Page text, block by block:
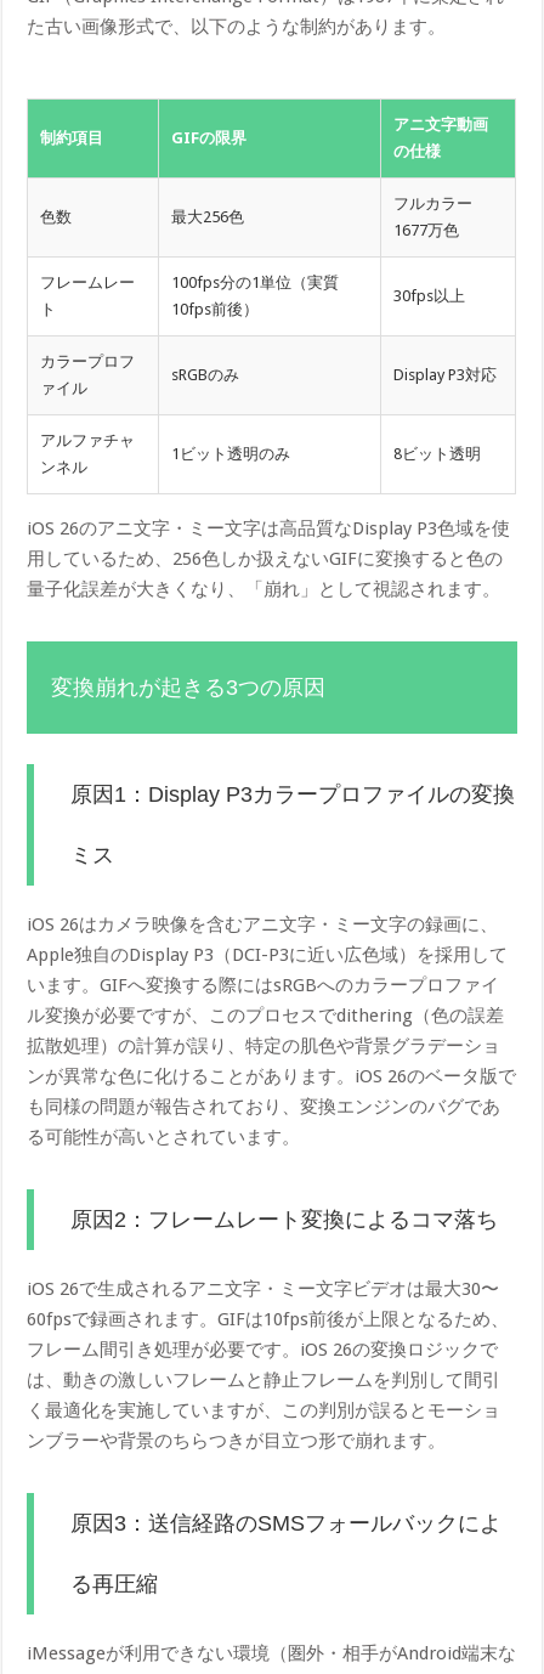
た古い画像形式で、以下のような制約があります。
制約項目 GIFの限界
アニ文字動画
の仕様
色数 最大256色
フルカラー
1677万色
フレームレー
ト
100fps分の1単位（実質
10fps前後）
30fps以上
カラープロフ
ァイル
sRGBのみ Display P3対応
アルファチャ
ンネル
1ビット透明のみ 8ビット透明
iOS 26のアニ文字・ミー文字は高品質なDisplay P3色域を使
用しているため、256色しか扱えないGIFに変換すると色の
量子化誤差が大きくなり、「崩れ」として視認されます。
変換崩れが起きる3つの原因
原因1：Display P3カラープロファイルの変換
ミス
iOS 26はカメラ映像を含むアニ文字・ミー文字の録画に、
Apple独自のDisplay P3（DCI-P3に近い広色域）を採用して
います。GIFへ変換する際にはsRGBへのカラープロファイ
ル変換が必要ですが、このプロセスでdithering（色の誤差
拡散処理）の計算が誤り、特定の肌色や背景グラデーショ
ンが異常な色に化けることがあります。iOS 26のベータ版で
も同様の問題が報告されており、変換エンジンのバグであ
る可能性が高いとされています。
原因2：フレームレート変換によるコマ落ち
iOS 26で生成されるアニ文字・ミー文字ビデオは最大30〜
60fpsで録画されます。GIFは10fps前後が上限となるため、
フレーム間引き処理が必要です。iOS 26の変換ロジックで
は、動きの激しいフレームと静止フレームを判別して間引
く最適化を実施していますが、この判別が誤るとモーショ
ンブラーや背景のちらつきが目立つ形で崩れます。
原因3：送信経路のSMSフォールバックによ
る再圧縮
iMessageが利用できない環境（圏外・相手がAndroid端末な